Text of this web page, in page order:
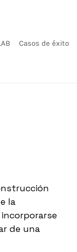
Casos de éxito
la
de una